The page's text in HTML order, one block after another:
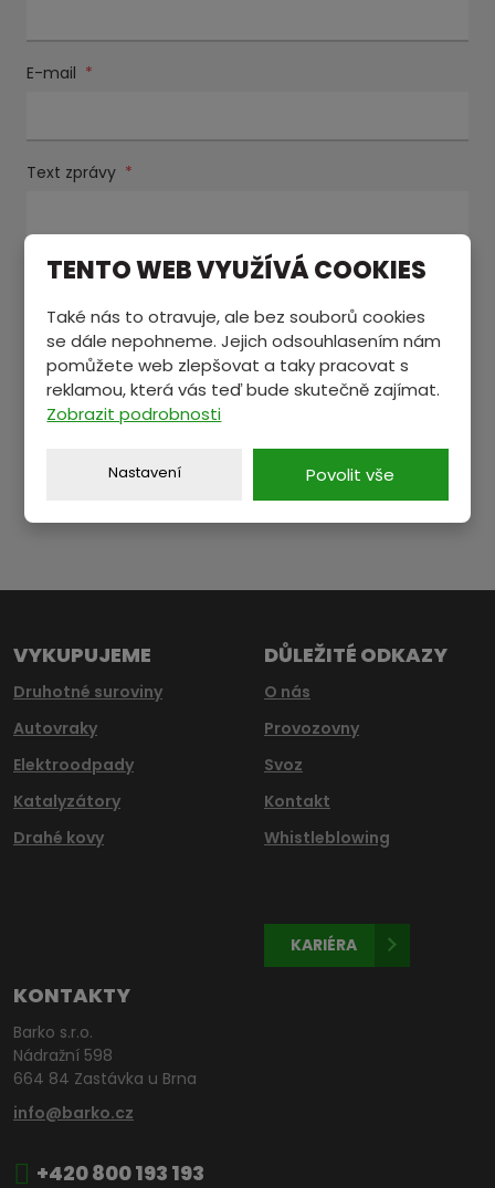
E-mail *
Text zprávy *
Souhlasím
Souhlasím se zpracovánímosobních údajů.
Položky označené hvězdičkou (
Formulář
nepodařilo
VYKUPUJEME
Druhotné suroviny
Autovraky
Elektroodpady
Katalyzátory
Drahé kovy
DŮLEŽITÉ ODKAZY
O nás
Provozovny
Svoz
Kontakt
Whistleblowing
KARIÉRA
KONTAKTY
Barko s.r.o.
Nádražní 598
664 84 Zastávka u Brna
info@barko.cz
+420 800 193 193
TENTO WEB VYUŽÍVÁ COOKIES
Také nás to otravuje, ale bez souborů cookies
se dále nepohneme. Jejich odsouhlasením nám
pomůžete web zlepšovat a taky pracovat s
reklamou, která vás teď bude skutečně zajímat.
Zobrazit podrobnosti
Nastavení Povolit vše